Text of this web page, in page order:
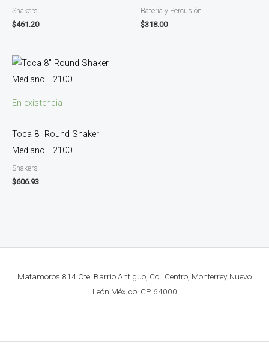
Shakers
$461.20
Batería y Percusión
$318.00
En existencia
Toca 8″ Round Shaker
Mediano T2100
Shakers
$606.93
Matamoros 814 Ote. Barrio Antiguo, Col. Centro, Monterrey Nuevo
León México. CP. 64000